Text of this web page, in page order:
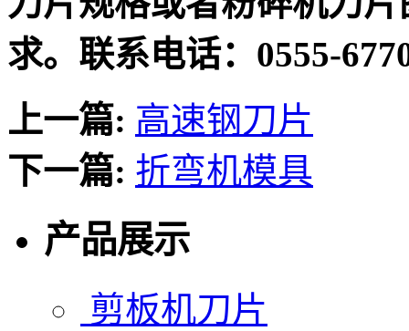
求。联系电话：0555-
上一篇: 高速钢刀片
下一篇: 折弯机模具
产品展示
剪板机刀片